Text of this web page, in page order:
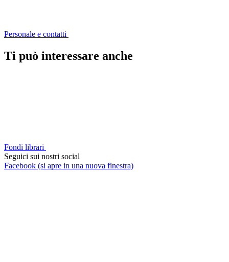
Personale e contatti
Ti può interessare anche
Fondi librari
Seguici sui nostri social
Facebook (si apre in una nuova finestra)